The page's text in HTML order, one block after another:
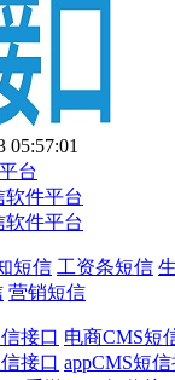
05:57:01
台
软件平台
软件平台
短信 工资条短信
营销短信
接口 电商CMS短
接口 appCMS短信